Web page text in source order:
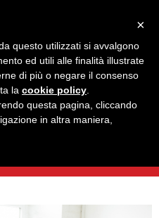
evitare i
×
questo utilizzati si avvalgono
ed utili alle finalità illustrate
di più o negare il consenso
la cookie policy.
questa pagina, cliccando
in altra maniera,